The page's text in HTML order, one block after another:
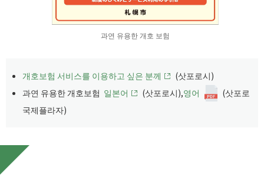
과연 유용한 개호 보험
개호보험 서비스를 이용하고 싶은 분께
(삿포로시)
과연 유용한 개호보험 일본어 (삿포로시),영어
(삿포로
국제플라자)